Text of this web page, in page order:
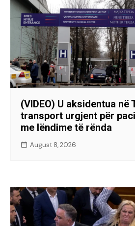
(VIDEO) U aksidentua në
transport urgjent për
me lëndime të rënda
August 8, 2026